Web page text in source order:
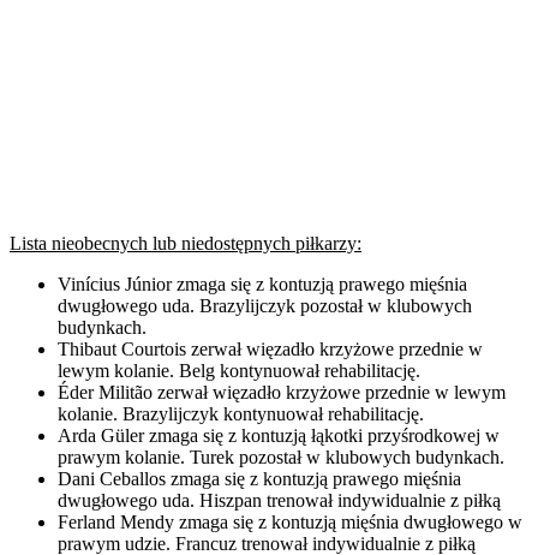
Lista nieobecnych lub niedostępnych piłkarzy:
Vinícius Júnior zmaga się z kontuzją prawego mięśnia
dwugłowego uda. Brazylijczyk pozostał w klubowych
budynkach.
Thibaut Courtois zerwał więzadło krzyżowe przednie w
lewym kolanie. Belg kontynuował rehabilitację.
Éder Militão zerwał więzadło krzyżowe przednie w lewym
kolanie. Brazylijczyk kontynuował rehabilitację.
Arda Güler zmaga się z kontuzją łąkotki przyśrodkowej w
prawym kolanie. Turek pozostał w klubowych budynkach.
Dani Ceballos zmaga się z kontuzją prawego mięśnia
dwugłowego uda. Hiszpan trenował indywidualnie z piłką
Ferland Mendy zmaga się z kontuzją mięśnia dwugłowego w
prawym udzie. Francuz trenował indywidualnie z piłką